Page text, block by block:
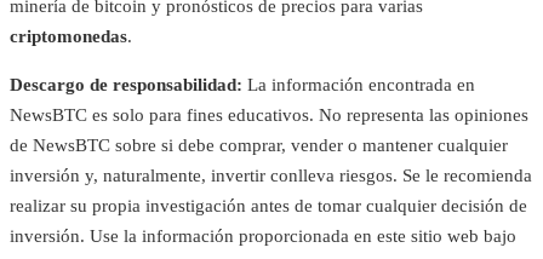
minería de bitcoin y pronósticos de precios para varias
criptomonedas.
Descargo de responsabilidad: La información encontrada en
NewsBTC es solo para fines educativos. No representa las opiniones
de NewsBTC sobre si debe comprar, vender o mantener cualquier
inversión y, naturalmente, invertir conlleva riesgos. Se le recomienda
realizar su propia investigación antes de tomar cualquier decisión de
inversión. Use la información proporcionada en este sitio web bajo